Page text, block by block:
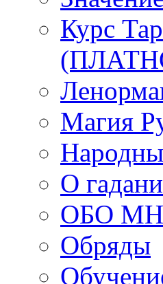
Курс
Магия
О
ОБО
Обряды